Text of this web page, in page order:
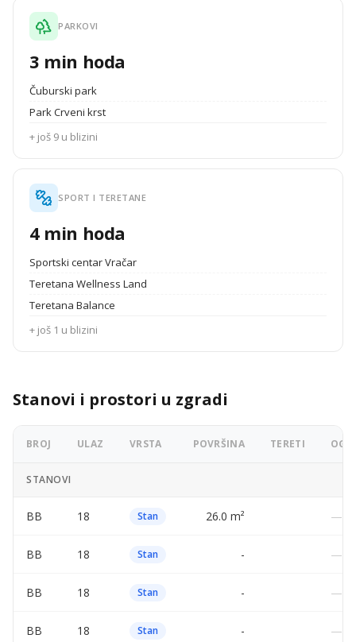
PARKOVI
3 min hoda
Čuburski park
Park Crveni krst
+ još 9 u blizini
SPORT I TERETANE
4 min hoda
Sportski centar Vračar
Teretana Wellness Land
Teretana Balance
+ još 1 u blizini
Stanovi i prostori u zgradi
BROJ ULAZ VRSTA POVRŠINA TERETI
STANOVI
BB 18 Stan 26.0 m² —
BB 18 Stan - —
BB 18 Stan - —
BB 18 Stan - —